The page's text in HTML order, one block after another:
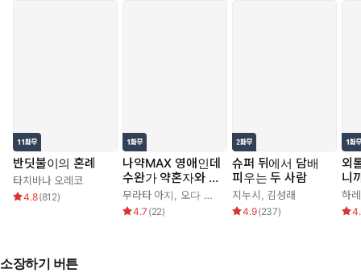
반딧불이의 혼례
타치바나 오레코
4.8(812)
나약MAX 영애인데
수완가 약혼자와 내
기를 하고 말았다
무라타 아지, 오다 히로
4.7 (22)
슈퍼 뒤에서 담배
피우는 두 사람
지누시, 김성래
4.9(237)
외
니
치
하
소장하기 버튼